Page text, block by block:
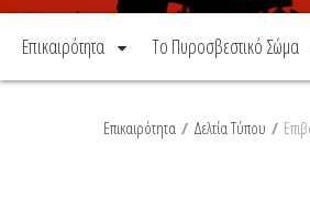
Επικαιρότητα Το Πυροσβεστικό Σώμα
Επικαιρότητα / Δελτία Τύπου /